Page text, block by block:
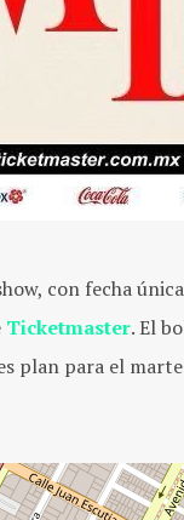
con fecha
Ticketmaster. El
plan para el